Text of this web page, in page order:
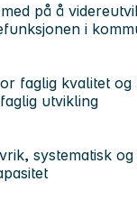
på å
i
faglig kvalitet
utvikling
systematisk